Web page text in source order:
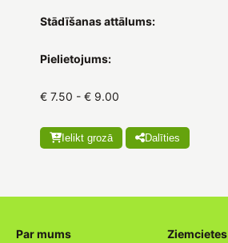
Stādīšanas attālums:
Pielietojums:
€ 7.50 - € 9.00
Ielikt grozā Dalīties
Par mums Ziemcietes